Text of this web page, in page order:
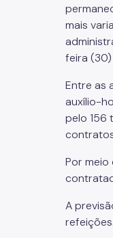
mais
feira
Entre as
auxílio-
pelo 156
Por
A
refeições.